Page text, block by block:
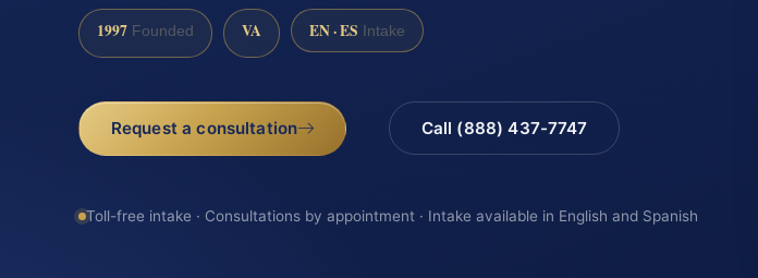
1997 Founded VA EN · ES Intake
Request a consultation Call (888) 437-7747
Toll-free intake · Consultations by appointment · Intake available in English and Spanish